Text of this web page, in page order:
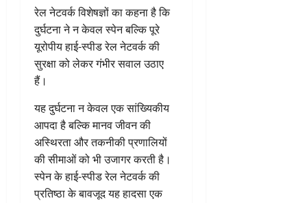
रेल नेटवर्क विशेषज्ञों का कहना है कि
दुर्घटना ने न केवल स्पेन बल्कि पूरे
यूरोपीय हाई-स्पीड रेल नेटवर्क की
सुरक्षा को लेकर गंभीर सवाल उठाए
हैं।
यह दुर्घटना न केवल एक सांख्यिकीय
आपदा है बल्कि मानव जीवन की
अस्थिरता और तकनीकी प्रणालियों
की सीमाओं को भी उजागर करती है।
स्पेन के हाई-स्पीड रेल नेटवर्क की
प्रतिष्ठा के बावजूद यह हादसा एक